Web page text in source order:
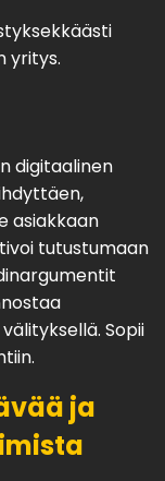
yritys.
digitaalinen
asiakkaan
tutustumaan
Sopii
ja